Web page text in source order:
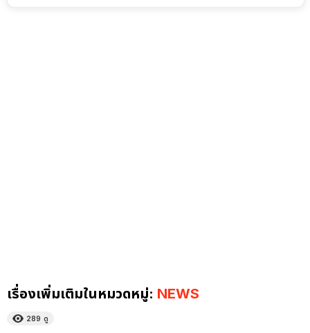
เรื่องเพิ่มเติมในหมวดหมู่: NEWS
289 ดู